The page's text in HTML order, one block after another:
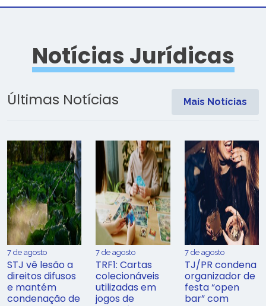
Notícias Jurídicas
Últimas Notícias Mais Notícias
7 de agosto
STJ vê lesão a
direitos difusos
e mantém
condenação de
7 de agosto
TRF1: Cartas
colecionáveis
utilizadas em
jogos de
7 de agosto
TJ/PR condena
organizador de
festa “open
bar” com